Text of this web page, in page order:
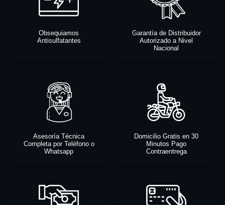
Obsequiamos
Antisulfatantes
Garantía de Distribuidor
Autorizado a Nivel
Nacional
Asesoría Técnica
Completa por Teléfono o
Whatsapp
Domicilio Gratis en 30
Minutos Pago
Contraentrega